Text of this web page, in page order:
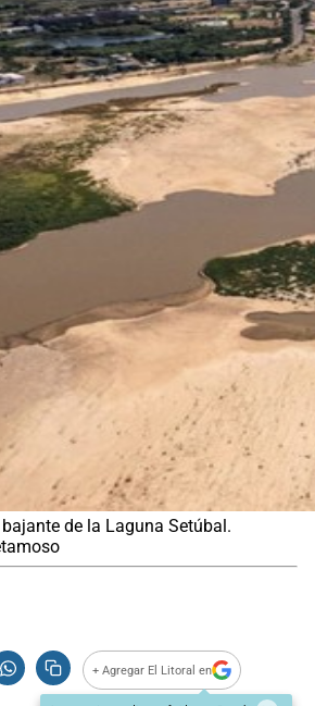
de la Laguna Setúbal.
+ Agregar El Litoral en